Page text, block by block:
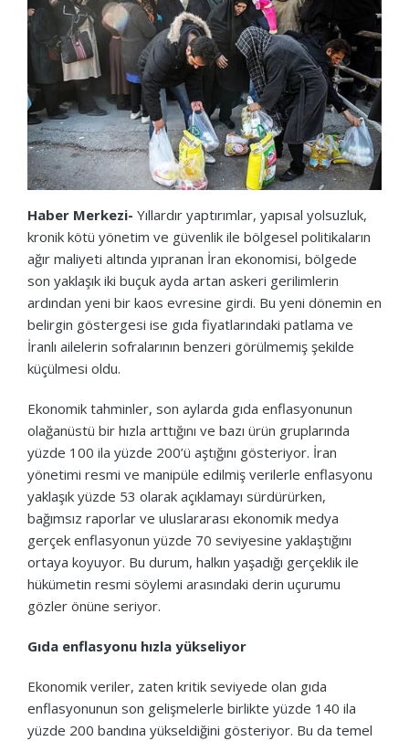
Haber Merkezi- Yıllardır yaptırımlar, yapısal yolsuzluk,
kronik kötü yönetim ve güvenlik ile bölgesel politikaların
ağır maliyeti altında yıpranan İran ekonomisi, bölgede
son yaklaşık iki buçuk ayda artan askeri gerilimlerin
ardından yeni bir kaos evresine girdi. Bu yeni dönemin en
belirgin göstergesi ise gıda fiyatlarındaki patlama ve
İranlı ailelerin sofralarının benzeri görülmemiş şekilde
küçülmesi oldu.
Ekonomik tahminler, son aylarda gıda enflasyonunun
olağanüstü bir hızla arttığını ve bazı ürün gruplarında
yüzde 100 ila yüzde 200’ü aştığını gösteriyor. İran
yönetimi resmi ve manipüle edilmiş verilerle enflasyonu
yaklaşık yüzde 53 olarak açıklamayı sürdürürken,
bağımsız raporlar ve uluslararası ekonomik medya
gerçek enflasyonun yüzde 70 seviyesine yaklaştığını
ortaya koyuyor. Bu durum, halkın yaşadığı gerçeklik ile
hükümetin resmi söylemi arasındaki derin uçurumu
gözler önüne seriyor.
Gıda enflasyonu hızla yükseliyor
Ekonomik veriler, zaten kritik seviyede olan gıda
enflasyonunun son gelişmelerle birlikte yüzde 140 ila
yüzde 200 bandına yükseldiğini gösteriyor. Bu da temel